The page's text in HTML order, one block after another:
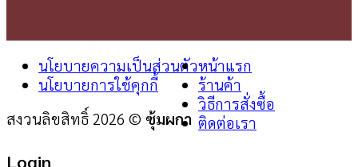
นโยบายความเป็นส่วนตัว
นโยบายการใช้คุกกี้
สงวนลิขสิทธิ์ 2026 © ซุ้มผกา
หน้าแรก
ร้านค้า
วิธีการสั่งซื้อ
ติดต่อเรา
Login